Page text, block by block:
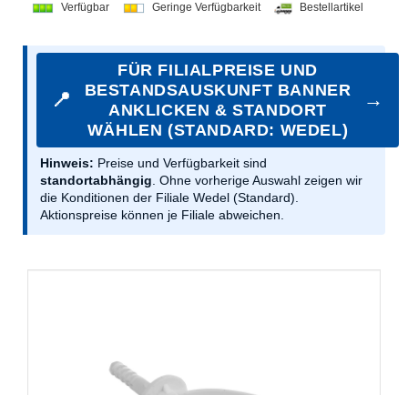
Verfügbar Geringe Verfügbarkeit Bestellartikel
📍
FÜR FILIALPREISE UND
BESTANDSAUSKUNFT BANNER
ANKLICKEN & STANDORT
WÄHLEN (STANDARD: WEDEL)
→
Hinweis: Preise und Verfügbarkeit sind
standortabhängig . Ohne vorherige Auswahl zeigen wir
die Konditionen der Filiale Wedel (Standard).
Aktionspreise können je Filiale abweichen.